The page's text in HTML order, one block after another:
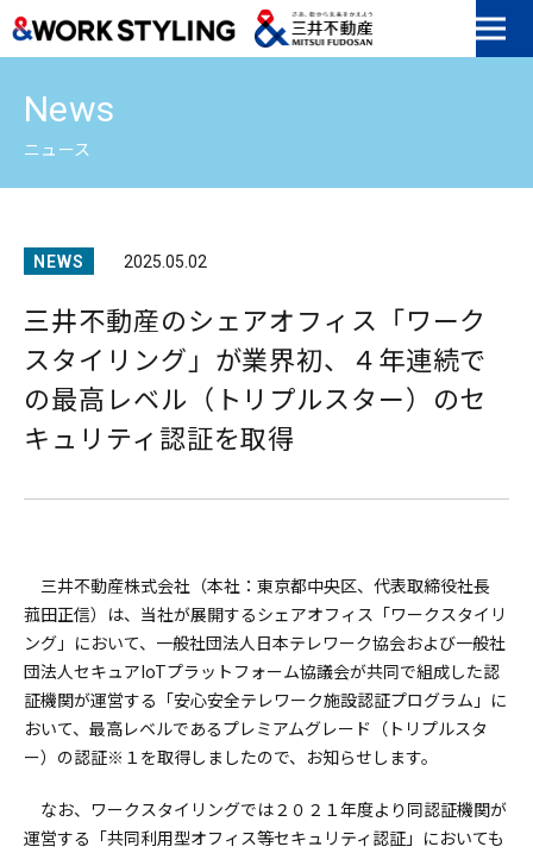
News
ニュース
NEWS 2025.05.02
三井不動産のシェアオフィス「ワーク
スタイリング」が業界初、４年連続で
の最高レベル（トリプルスター）のセ
キュリティ認証を取得
三井不動産株式会社（本社：東京都中央区、代表取締役社長
菰田正信）は、当社が展開するシェアオフィス「ワークスタイリ
ング」において、一般社団法人日本テレワーク協会および一般社
団法人セキュアIoTプラットフォーム協議会が共同で組成した認
証機関が運営する「安心安全テレワーク施設認証プログラム」に
おいて、最高レベルであるプレミアムグレード（トリプルスタ
ー）の認証※１を取得しましたので、お知らせします。
なお、ワークスタイリングでは２０２１年度より同認証機関が
運営する「共同利用型オフィス等セキュリティ認証」においても